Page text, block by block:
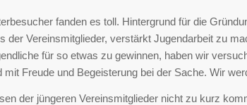
fanden es toll. Hintergrund für die
der Vereinsmitglieder, verstärkt Jugendarbeit zu
für so etwas zu gewinnen, haben wir
mit Freude und Begeisterung bei der Sache. Wir
der jüngeren Vereinsmitglieder nicht zu kurz